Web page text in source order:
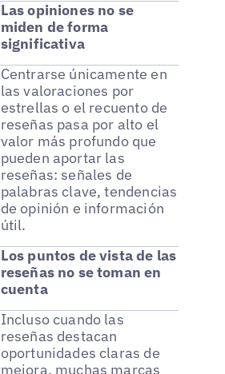
Las opiniones no se
miden de forma
significativa
Centrarse únicamente en
las valoraciones por
estrellas o el recuento de
reseñas pasa por alto el
valor más profundo que
pueden aportar las
reseñas: señales de
palabras clave, tendencias
de opinión e información
útil.
Los puntos de vista de las
reseñas no se toman en
cuenta
Incluso cuando las
reseñas destacan
oportunidades claras de
mejora, muchas marcas